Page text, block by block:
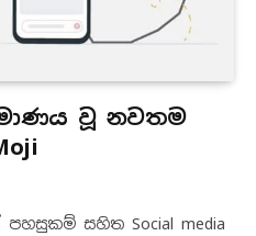
වූ නවතම
සහිත Social media